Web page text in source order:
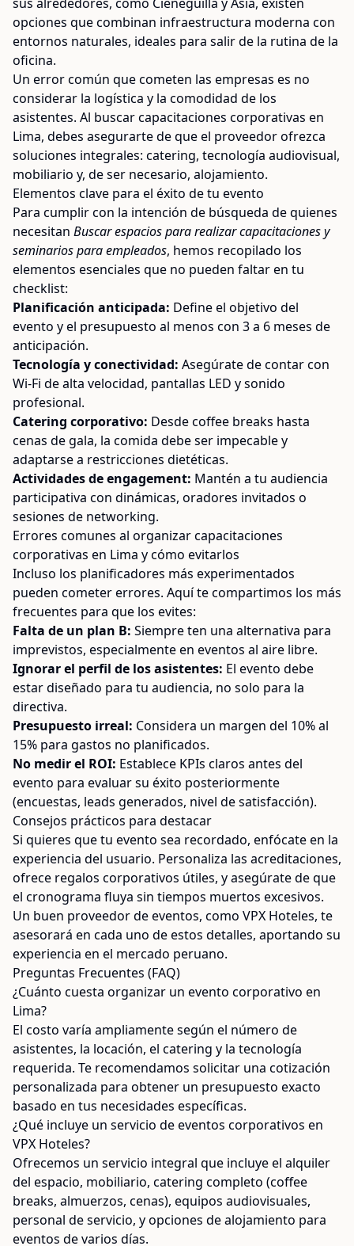
opciones que combinan infraestructura moderna con
entornos naturales, ideales para salir de la rutina de la
oficina.
Un error común que cometen las empresas es no
considerar la logística y la comodidad de los
asistentes. Al buscar capacitaciones corporativas en
Lima, debes asegurarte de que el proveedor ofrezca
soluciones integrales: catering, tecnología audiovisual,
mobiliario y, de ser necesario, alojamiento.
Elementos clave para el éxito de tu evento
Para cumplir con la intención de búsqueda de quienes
necesitan Buscar espacios para realizar capacitaciones y
seminarios para empleados, hemos recopilado los
elementos esenciales que no pueden faltar en tu
checklist:
Planificación anticipada: Define el objetivo del
evento y el presupuesto al menos con 3 a 6 meses de
anticipación.
Tecnología y conectividad: Asegúrate de contar con
Wi-Fi de alta velocidad, pantallas LED y sonido
profesional.
Catering corporativo: Desde coffee breaks hasta
cenas de gala, la comida debe ser impecable y
adaptarse a restricciones dietéticas.
Actividades de engagement: Mantén a tu audiencia
participativa con dinámicas, oradores invitados o
sesiones de networking.
Errores comunes al organizar capacitaciones
corporativas en Lima y cómo evitarlos
Incluso los planificadores más experimentados
pueden cometer errores. Aquí te compartimos los más
frecuentes para que los evites:
Falta de un plan B: Siempre ten una alternativa para
imprevistos, especialmente en eventos al aire libre.
Ignorar el perfil de los asistentes: El evento debe
estar diseñado para tu audiencia, no solo para la
directiva.
Presupuesto irreal: Considera un margen del 10% al
15% para gastos no planificados.
No medir el ROI: Establece KPIs claros antes del
evento para evaluar su éxito posteriormente
(encuestas, leads generados, nivel de satisfacción).
Consejos prácticos para destacar
Si quieres que tu evento sea recordado, enfócate en la
experiencia del usuario. Personaliza las acreditaciones,
ofrece regalos corporativos útiles, y asegúrate de que
el cronograma fluya sin tiempos muertos excesivos.
Un buen proveedor de eventos, como VPX Hoteles, te
asesorará en cada uno de estos detalles, aportando su
experiencia en el mercado peruano.
Preguntas Frecuentes (FAQ)
¿Cuánto cuesta organizar un evento corporativo en
Lima?
El costo varía ampliamente según el número de
asistentes, la locación, el catering y la tecnología
requerida. Te recomendamos solicitar una cotización
personalizada para obtener un presupuesto exacto
basado en tus necesidades específicas.
¿Qué incluye un servicio de eventos corporativos en
VPX Hoteles?
Ofrecemos un servicio integral que incluye el alquiler
del espacio, mobiliario, catering completo (coffee
breaks, almuerzos, cenas), equipos audiovisuales,
personal de servicio, y opciones de alojamiento para
eventos de varios días.